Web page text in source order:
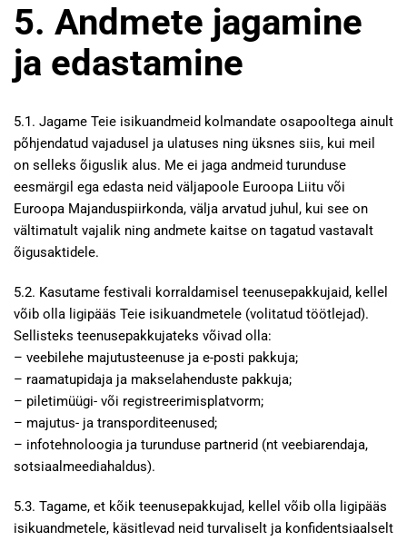
5. Andmete jagamine
ja edastamine
5.1. Jagame Teie isikuandmeid kolmandate osapooltega ainult
põhjendatud vajadusel ja ulatuses ning üksnes siis, kui meil
on selleks õiguslik alus. Me ei jaga andmeid turunduse
eesmärgil ega edasta neid väljapoole Euroopa Liitu või
Euroopa Majanduspiirkonda, välja arvatud juhul, kui see on
vältimatult vajalik ning andmete kaitse on tagatud vastavalt
õigusaktidele.
5.2. Kasutame festivali korraldamisel teenusepakkujaid, kellel
võib olla ligipääs Teie isikuandmetele (volitatud töötlejad).
Sellisteks teenusepakkujateks võivad olla:
– veebilehe majutusteenuse ja e-posti pakkuja;
– raamatupidaja ja makselahenduste pakkuja;
– piletimüügi- või registreerimisplatvorm;
– majutus- ja transporditeenused;
– infotehnoloogia ja turunduse partnerid (nt veebiarendaja,
sotsiaalmeediahaldus).
5.3. Tagame, et kõik teenusepakkujad, kellel võib olla ligipääs
isikuandmetele, käsitlevad neid turvaliselt ja konfidentsiaalselt